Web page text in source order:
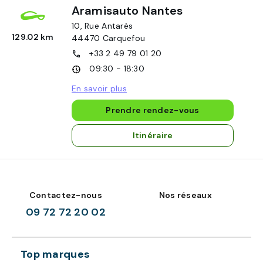
129.02 km
Aramisauto Nantes
10, Rue Antarès
44470 Carquefou
+33 2 49 79 01 20
09:30 - 18:30
En savoir plus
Prendre rendez-vous
Itinéraire
Contactez-nous
09 72 72 20 02
Nos réseaux
Top marques